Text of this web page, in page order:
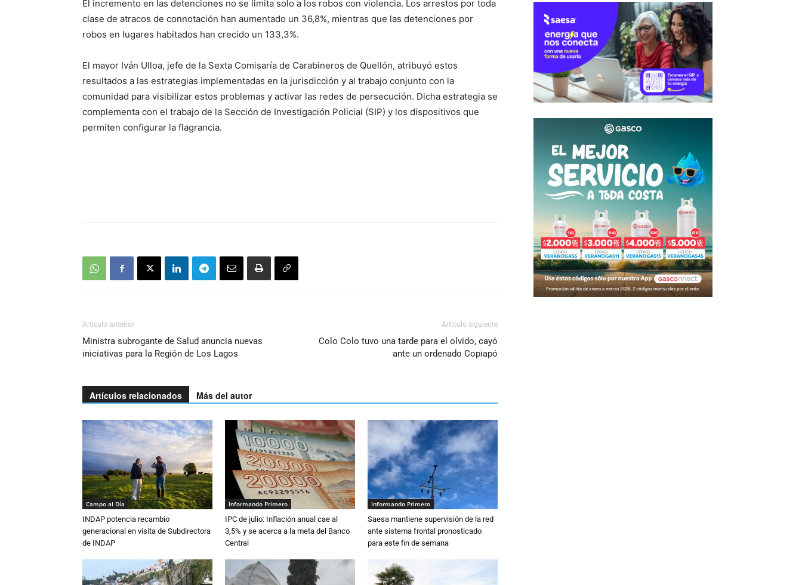
El incremento en las detenciones no se limita solo a los robos con violencia. Los arrestos por toda
clase de atracos de connotación han aumentado un 36,8%, mientras que las detenciones por
robos en lugares habitados han crecido un 133,3%.
El mayor Iván Ulloa, jefe de la Sexta Comisaría de Carabineros de Quellón, atribuyó estos
resultados a las estrategias implementadas en la jurisdicción y al trabajo conjunto con la
comunidad para visibilizar estos problemas y activar las redes de persecución. Dicha estrategia se
complementa con el trabajo de la Sección de Investigación Policial (SIP) y los dispositivos que
permiten configurar la flagrancia.
Artículo anterior
Ministra subrogante de Salud anuncia nuevas
iniciativas para la Región de Los Lagos
Artículo siguiente
Colo Colo tuvo una tarde para el olvido, cayó
ante un ordenado Copiapó
Artículos relacionados Más del autor
Campo al Día
INDAP potencia recambio
generacional en visita de Subdirectora
de INDAP
Informando Primero
IPC de julio: Inflación anual cae al
3,5% y se acerca a la meta del Banco
Central
Informando Primero
Saesa mantiene supervisión de la red
ante sistema frontal pronosticado
para este fin de semana